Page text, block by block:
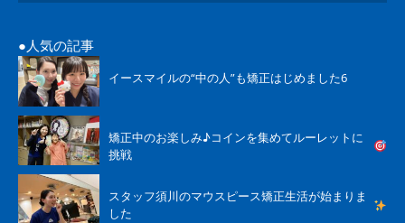
人気の記事
イースマイルの“中の人”も矯正はじめました6
矯正中のお楽しみ♪コインを集めてルーレットに
挑戦
スタッフ須川のマウスピース矯正生活が始まりま
した